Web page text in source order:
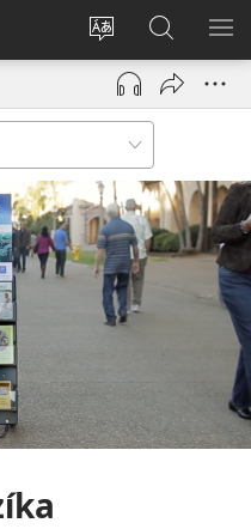
Zmeniť
jazyk
stránky
Prihlásiť
sa
(otvorí
okno)
na
JW.ORG